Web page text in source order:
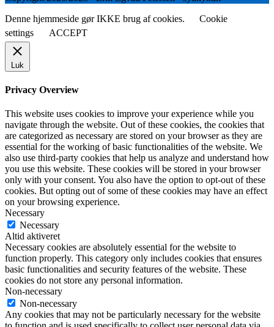
Denne hjemmeside gør IKKE brug af cookies.
Cookie
settings
ACCEPT
Luk
Privacy Overview
This website uses cookies to improve your experience while you
navigate through the website. Out of these cookies, the cookies that
are categorized as necessary are stored on your browser as they are
essential for the working of basic functionalities of the website. We
also use third-party cookies that help us analyze and understand how
you use this website. These cookies will be stored in your browser
only with your consent. You also have the option to opt-out of these
cookies. But opting out of some of these cookies may have an effect
on your browsing experience.
Necessary
Necessary
Altid aktiveret
Necessary cookies are absolutely essential for the website to
function properly. This category only includes cookies that ensures
basic functionalities and security features of the website. These
cookies do not store any personal information.
Non-necessary
Non-necessary
Any cookies that may not be particularly necessary for the website